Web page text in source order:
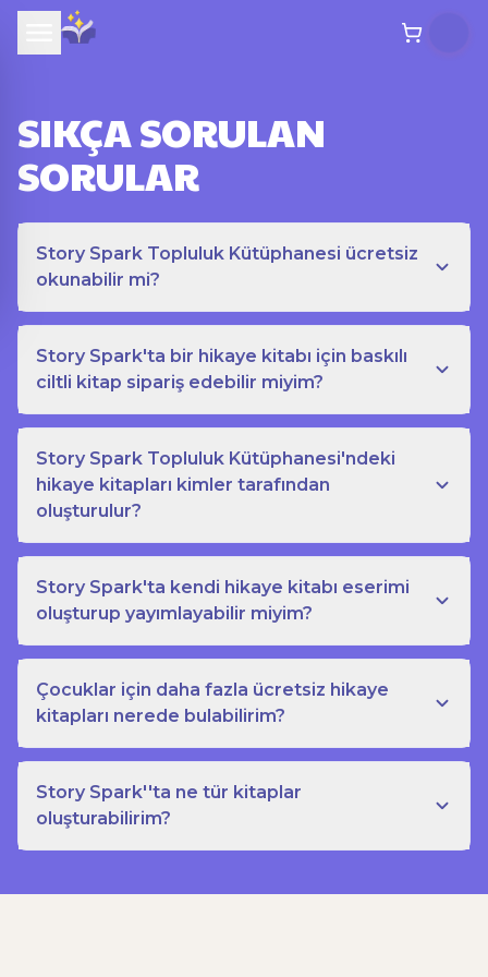
SIKÇA SORULAN
SORULAR
Story Spark Topluluk Kütüphanesi ücretsiz
okunabilir mi?
Story Spark'ta bir hikaye kitabı için baskılı
ciltli kitap sipariş edebilir miyim?
Story Spark Topluluk Kütüphanesi'ndeki
hikaye kitapları kimler tarafından
oluşturulur?
Story Spark'ta kendi hikaye kitabı eserimi
oluşturup yayımlayabilir miyim?
Çocuklar için daha fazla ücretsiz hikaye
kitapları nerede bulabilirim?
Story Spark''ta ne tür kitaplar
oluşturabilirim?